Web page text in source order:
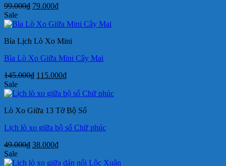
99.000₫ Giá
là:
79.000₫Giá
tại
79.000₫.
Sale
Bìa Lịch Lò Xo Mini
Bìa Lò Xo Giữa Mini Cây Mai
145.000₫ Giá
là:
115.000₫Giá
tại
115.000₫.
Sale
Lò Xo Giữa 13 Tờ Bộ Số
Lịch lò xo giữa bộ số Chữ phúc
49.000₫ Giá
là:
38.000₫Giá
tại
Sale